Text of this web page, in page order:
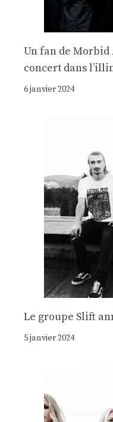
Un fan de Morbid
concert dans
6 janvier 2024
Le groupe Slift
5 janvier 2024